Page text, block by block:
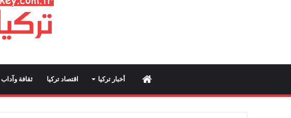
Home أخبار تركيا اقتصاد تركيا ثقافة وآداب